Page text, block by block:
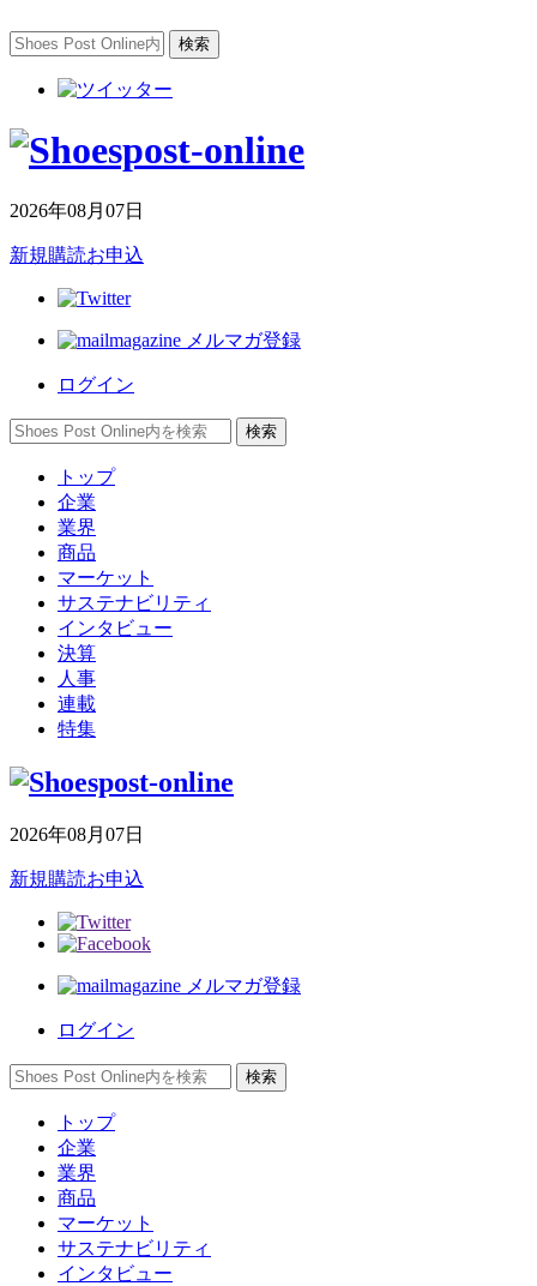
2026年08月07日
新規購読お申込
メルマガ登録
ログイン
トップ
企業
業界
商品
マーケット
サステナビリティ
インタビュー
決算
人事
連載
特集
2026年08月07日
新規購読お申込
メルマガ登録
ログイン
トップ
企業
業界
商品
マーケット
サステナビリティ
インタビュー